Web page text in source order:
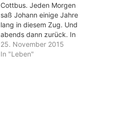
Cottbus. Jeden Morgen
saß Johann einige Jahre
lang in diesem Zug. Und
abends dann zurück. In
Königs Wusterhausen bin
ich dazu-, bzw.
25. November 2015
In "Leben"